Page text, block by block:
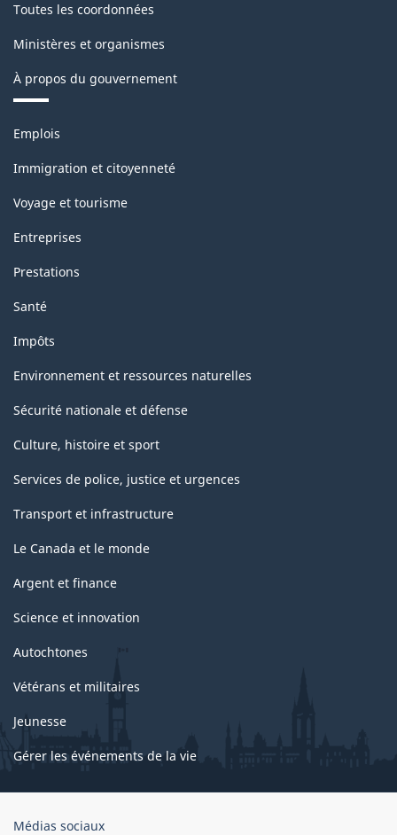
de
la
Toutes les coordonnées
Ministères et organismes
À propos du gouvernement
Thèmes
sujets
Emplois
Immigration et citoyenneté
Voyage et tourisme
Entreprises
Prestations
Santé
Impôts
Environnement et ressources naturelles
Sécurité nationale et défense
Culture, histoire et sport
Services de police, justice et urgences
Transport et infrastructure
Le Canada et le monde
Argent et finance
Science et innovation
Autochtones
Vétérans et militaires
Jeunesse
Gérer les événements de la vie
Organisation
Médias sociaux